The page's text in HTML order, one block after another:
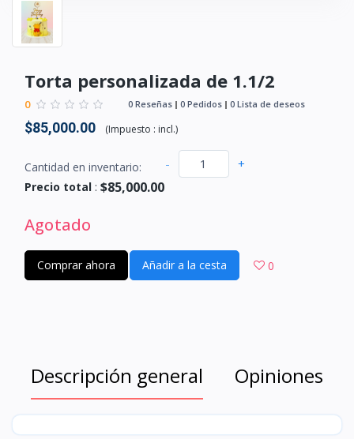
Torta personalizada de 1.1/2
0 0 Reseñas 0 Pedidos 0 Lista de deseos
$85,000.00 (Impuesto : incl.)
Cantidad en inventario: - +
Precio total : $85,000.00
Agotado
Comprar ahora Añadir a la cesta 0
Descripción general Opiniones